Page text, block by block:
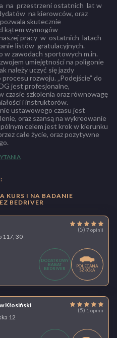
na przestrzeni ostatnich lat w
na kierowców, oraz
skutecznie
kątem wymogów
pracy w ostatnich latach
listów gratulacyjnych.
w zawodach sportowych m.in.
umiejętności na poligonie
należy uczyć się jazdy
rozwoju. „Podejście” do
jest profesjonalne,
czasie szkolenia oraz równowagę
i instruktorów.
ustawowego czasu jest
oraz szansą na wykreowanie
celem jest krok w kierunku
całe życie, oraz pozytywne
KURS I NA BADANIE
BEDRIVER
(5) 7 opinii
117, 30-
DODATKOWY
RABAT
BEDRIVER
POLECANA
SZKOŁA
Kłosiński
(5) 1 opinii
12